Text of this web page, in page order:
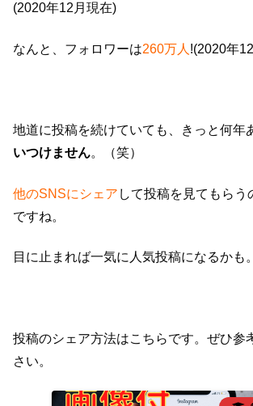
(2020年12月現在)
なんと、フォロワーは260万人 !(2020年
地道に投稿を続けていても、きっと何年
いつけません。（笑）
他のSNSにシェア して投稿を見てもらう
ですね。
目に止まれば一気に人気投稿になるかも。
投稿のシェア方法はこちらです。ぜひ参
さい。